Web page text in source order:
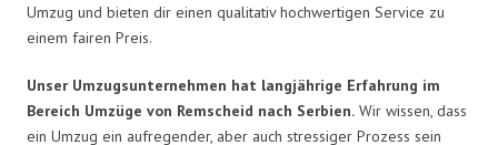
Umzug und bieten dir einen qualitativ hochwertigen Service zu
einem fairen Preis.
Unser Umzugsunternehmen hat langjährige Erfahrung im
Bereich Umzüge von Remscheid nach Serbien. Wir wissen, dass
ein Umzug ein aufregender, aber auch stressiger Prozess sein